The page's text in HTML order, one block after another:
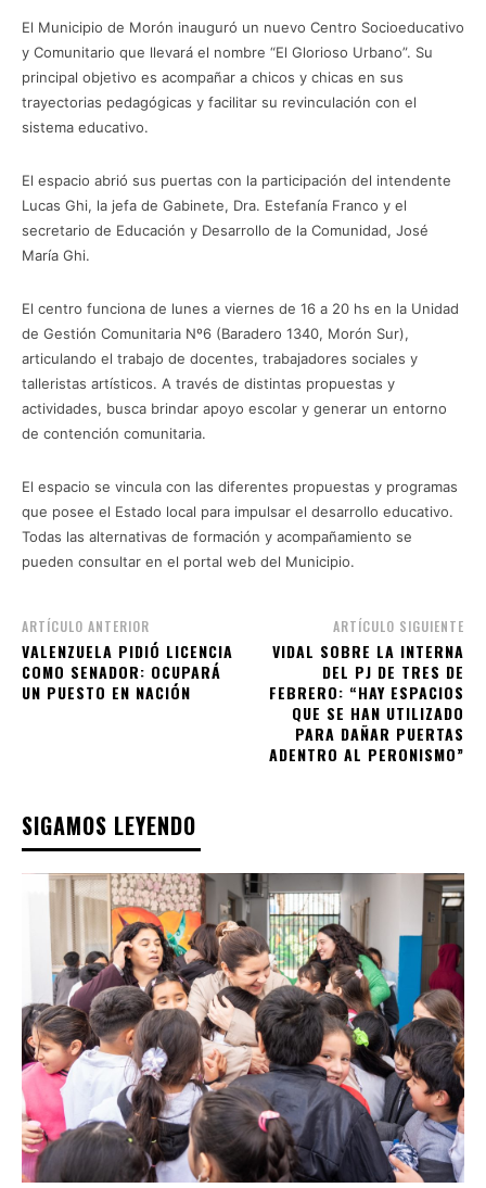
El Municipio de Morón inauguró un nuevo Centro Socioeducativo
y Comunitario que llevará el nombre “El Glorioso Urbano”. Su
principal objetivo es acompañar a chicos y chicas en sus
trayectorias pedagógicas y facilitar su revinculación con el
sistema educativo.
El espacio abrió sus puertas con la participación del intendente
Lucas Ghi, la jefa de Gabinete, Dra. Estefanía Franco y el
secretario de Educación y Desarrollo de la Comunidad, José
María Ghi.
El centro funciona de lunes a viernes de 16 a 20 hs en la Unidad
de Gestión Comunitaria Nº6 (Baradero 1340, Morón Sur),
articulando el trabajo de docentes, trabajadores sociales y
talleristas artísticos. A través de distintas propuestas y
actividades, busca brindar apoyo escolar y generar un entorno
de contención comunitaria.
El espacio se vincula con las diferentes propuestas y programas
que posee el Estado local para impulsar el desarrollo educativo.
Todas las alternativas de formación y acompañamiento se
pueden consultar en el portal web del Municipio.
ARTÍCULO ANTERIOR
VALENZUELA PIDIÓ LICENCIA
COMO SENADOR: OCUPARÁ
UN PUESTO EN NACIÓN
ARTÍCULO SIGUIENTE
VIDAL SOBRE LA INTERNA
DEL PJ DE TRES DE
FEBRERO: “HAY ESPACIOS
QUE SE HAN UTILIZADO
PARA DAÑAR PUERTAS
ADENTRO AL PERONISMO”
SIGAMOS LEYENDO